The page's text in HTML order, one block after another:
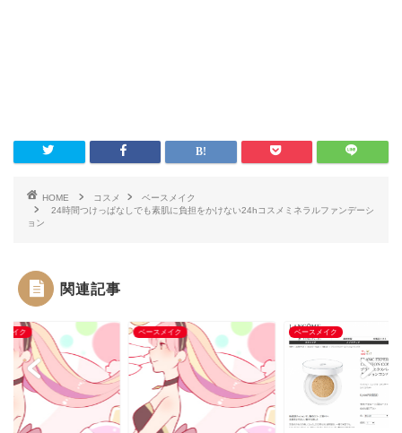
HOME コスメ
ベースメイク
24時間つけっぱなしでも素肌に負担をかけない24hコスメミネラルファンデーシ
ョン
関連記事
メイク ベースメイク ベースメイク